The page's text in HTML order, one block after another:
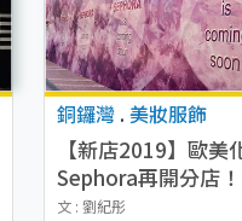
銅鑼灣 .美妝服飾
【新店2019】歐美
Sephora再開分店
將進駐銅鑼灣取代
文 : 劉紀彤